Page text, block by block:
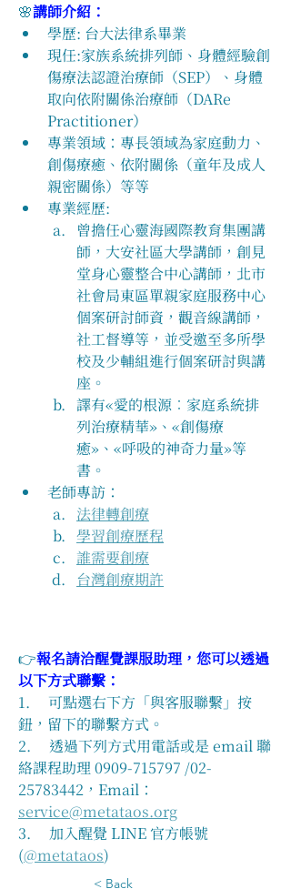
🌸講師介紹：
學歷: 台大法律系畢業
現任:家族系統排列師、身體經驗創
傷療法認證治療師（SEP）、身體
取向依附關係治療師（DARe
Practitioner）
​​專業領域：專長領域為家庭動力、
創傷療癒、依附關係（童年及成人
親密關係）等等
​專業經歷:
曾擔任心靈海國際教育集團講
師，大安社區大學講師，創見
堂身心靈整合中心講師，北市
社會局東區單親家庭服務中心
個案研討師資，觀音線講師，
社工督導等，並受邀至多所學
校及少輔組進行個案研討與講
座。
譯有«愛的根源︰家庭系統排
列治療精華»、«創傷療
癒»、«呼吸的神奇力量»等
書。
老師專訪：
法律轉創療
學習創療歷程
誰需要創療
台灣創療期許
👉報名請洽醒覺課服助理，您可以透過
以下方式聯繫：
1.     可點選右下方「與客服聯繫」按
鈕，留下的聯繫方式。
2.     透過下列方式用電話或是 email 聯
絡課程助理 0909-715797 /02-
25783442，Email：
service@metataos.org
3.     加入醒覺 LINE 官方帳號
(@metataos)
< Back